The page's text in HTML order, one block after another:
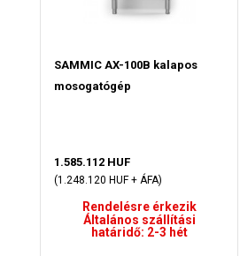
SAMMIC AX-100B kalapos
mosogatógép
1.585.112 HUF
(1.248.120 HUF + ÁFA)
Rendelésre érkezik
Általános szállítási
határidő: 2-3 hét